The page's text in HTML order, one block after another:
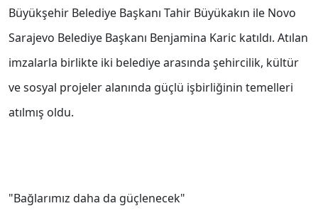
Büyükşehir Belediye Başkanı Tahir Büyükakın ile Novo
Sarajevo Belediye Başkanı Benjamina Karic katıldı. Atılan
imzalarla birlikte iki belediye arasında şehircilik, kültür
ve sosyal projeler alanında güçlü işbirliğinin temelleri
atılmış oldu.
"Bağlarımız daha da güçlenecek"